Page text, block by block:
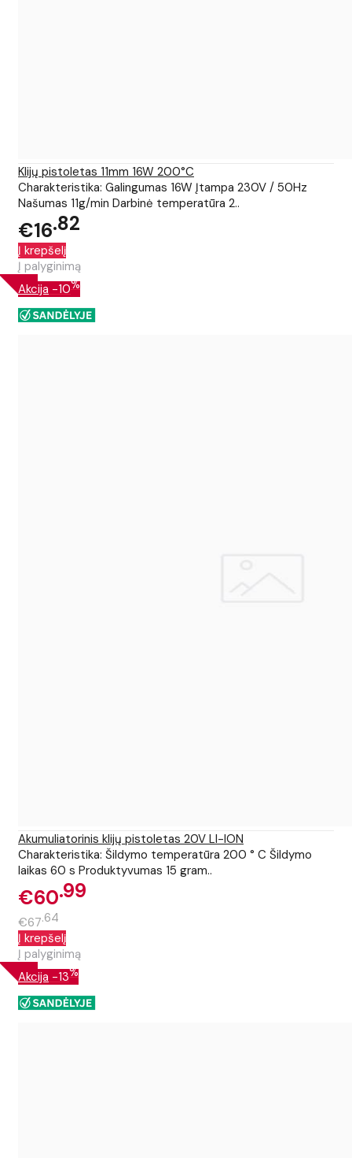
Klijų pistoletas 11mm 16W 200°C
Charakteristika: Galingumas 16W Įtampa 230V / 50Hz
Našumas 11g/min Darbinė temperatūra 2..
€16 82
Į krepšelį
Į palyginimą
Akcija -10%
Akumuliatorinis klijų pistoletas 20V LI-ION
Charakteristika: Šildymo temperatūra 200 ° C Šildymo
laikas 60 s Produktyvumas 15 gram..
€60 99
€67 64
Į krepšelį
Į palyginimą
Akcija -13%